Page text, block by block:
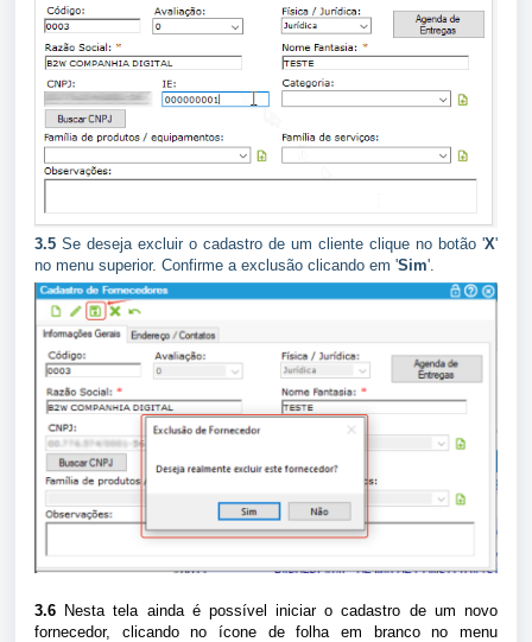
3.5 Se deseja excluir o cadastro de um cliente clique no botão 'X'
no menu superior. Confirme a exclusão clicando em 'Sim'.
3.6 Nesta tela ainda é possível iniciar o cadastro de um novo
fornecedor, clicando no ícone de folha em branco no menu